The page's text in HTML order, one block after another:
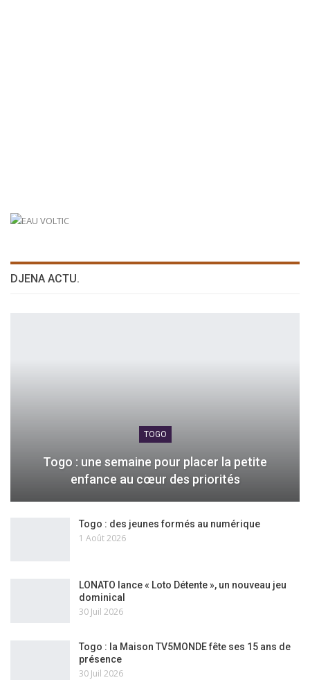
DJENA ACTU.
TOGO
Togo : une semaine pour placer la petite
enfance au cœur des priorités
Togo : des jeunes formés au numérique
1 Août 2026
LONATO lance « Loto Détente », un nouveau jeu
dominical
30 Juil 2026
Togo : la Maison TV5MONDE fête ses 15 ans de
présence
30 Juil 2026